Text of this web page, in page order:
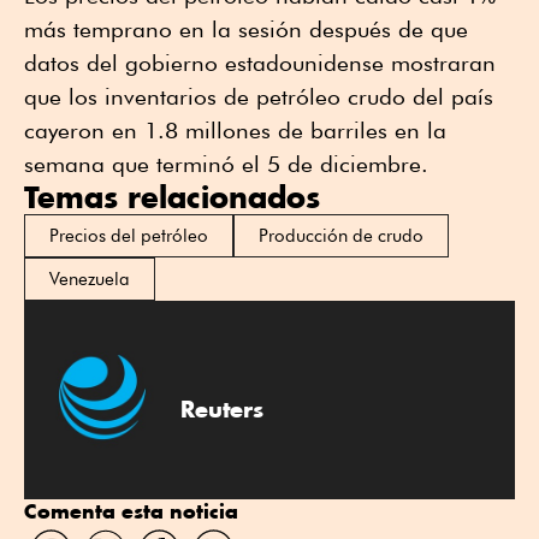
más temprano en la sesión después de que
datos del gobierno estadounidense mostraran
que los inventarios de petróleo crudo del país
cayeron en 1.8 millones de barriles en la
semana que terminó el 5 de diciembre.
Temas relacionados
Precios del petróleo
Producción de crudo
Venezuela
Reuters
Comenta esta noticia